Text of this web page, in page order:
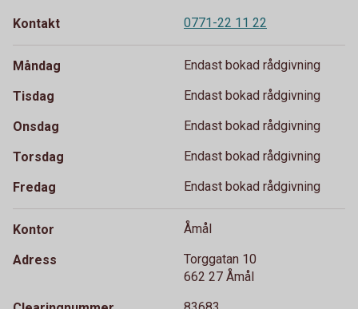
Kontakt 0771-22 11 22
Måndag Endast bokad rådgivning
Tisdag Endast bokad rådgivning
Onsdag Endast bokad rådgivning
Torsdag Endast bokad rådgivning
Fredag Endast bokad rådgivning
Kontor Åmål
Adress
Torggatan 10
662 27 Åmål